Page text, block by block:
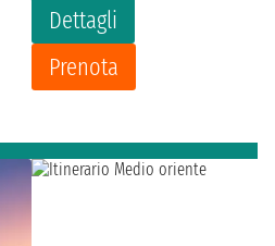
Dettagli
Prenota